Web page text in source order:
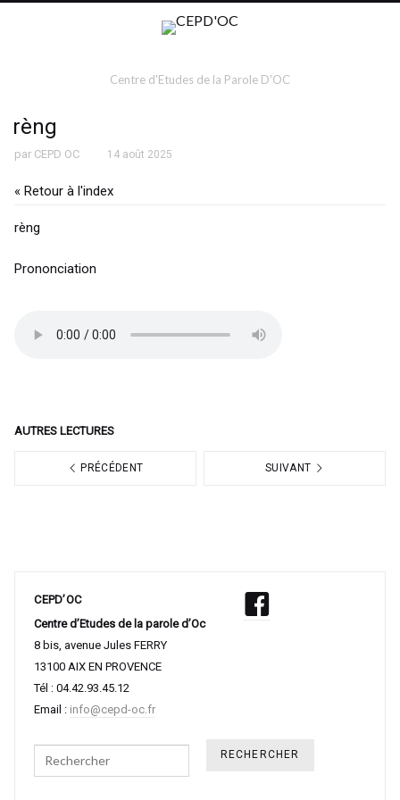
Centre d'Etudes de la Parole D'OC
rèng
par CEPD OC 14 août 2025
« Retour à l'index
rèng
Prononciation
AUTRES LECTURES
PRÉCÉDENT SUIVANT
CEPD’OC
Centre d’Etudes de la parole d’Oc
8 bis, avenue Jules FERRY
13100 AIX EN PROVENCE
Tél : 04.42.93.45.12
Email : info@cepd-oc.fr
Search